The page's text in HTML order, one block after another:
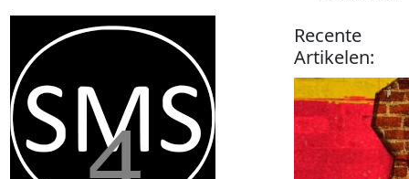
Recente
Artikelen: